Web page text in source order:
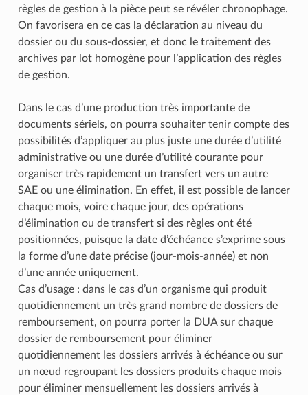
règles de gestion à la pièce peut se révéler chronophage.
On favorisera en ce cas la déclaration au niveau du
dossier ou du sous-dossier, et donc le traitement des
archives par lot homogène pour l’application des règles
de gestion.
Dans le cas d’une production très importante de
documents sériels, on pourra souhaiter tenir compte des
possibilités d’appliquer au plus juste une durée d’utilité
administrative ou une durée d’utilité courante pour
organiser très rapidement un transfert vers un autre
SAE ou une élimination. En effet, il est possible de lancer
chaque mois, voire chaque jour, des opérations
d’élimination ou de transfert si des règles ont été
positionnées, puisque la date d’échéance s’exprime sous
la forme d’une date précise (jour-mois-année) et non
d’une année uniquement.
Cas d’usage : dans le cas d’un organisme qui produit
quotidiennement un très grand nombre de dossiers de
remboursement, on pourra porter la DUA sur chaque
dossier de remboursement pour éliminer
quotidiennement les dossiers arrivés à échéance ou sur
un nœud regroupant les dossiers produits chaque mois
pour éliminer mensuellement les dossiers arrivés à